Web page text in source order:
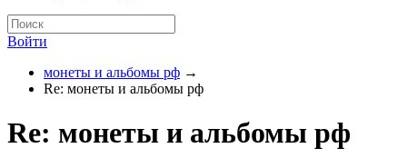
Войти
монеты и альбомы рф →
Re: монеты и альбомы рф
Re: монеты и альбомы рф